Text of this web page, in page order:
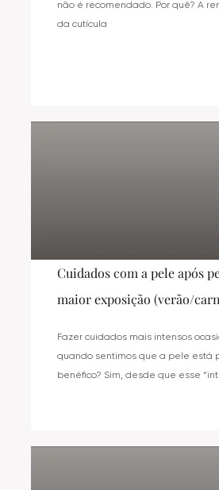
não é recomendado. Por quê? A
da cutícula
Cuidados com a pele após
maior exposição (verão/
Fazer cuidados mais intensos
quando sentimos que a pele está
benéfico? Sim, desde que esse